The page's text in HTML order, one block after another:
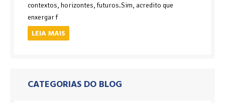
contextos, horizontes, futuros.Sim, acredito que
enxergar f
LEIA MAIS
CATEGORIAS DO BLOG